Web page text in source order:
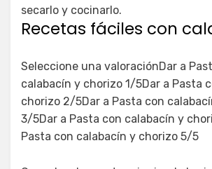
secarlo y cocinarlo.
Recetas fáciles con
Seleccione una valoraciónDar a
calabacín y chorizo 1/5Dar a Pasta
chorizo 2/5Dar a Pasta con
3/5Dar a Pasta con calabacín y
Pasta con calabacín y chorizo 5/5